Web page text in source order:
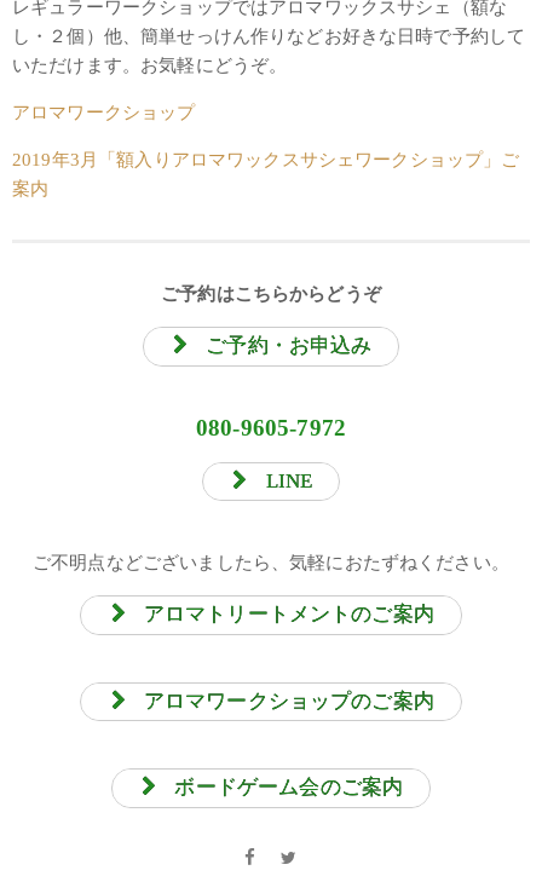
レギュラーワークショップではアロマワックスサシェ（額な
し・２個）他、簡単せっけん作りなどお好きな日時で予約して
いただけます。お気軽にどうぞ。
アロマワークショップ
2019年3月「額入りアロマワックスサシェワークショップ」ご
案内
ご予約はこちらからどうぞ
ご予約・お申込み
080-9605-7972
LINE
ご不明点などございましたら、気軽におたずねください。
アロマトリートメントのご案内
アロマワークショップのご案内
ボードゲーム会のご案内